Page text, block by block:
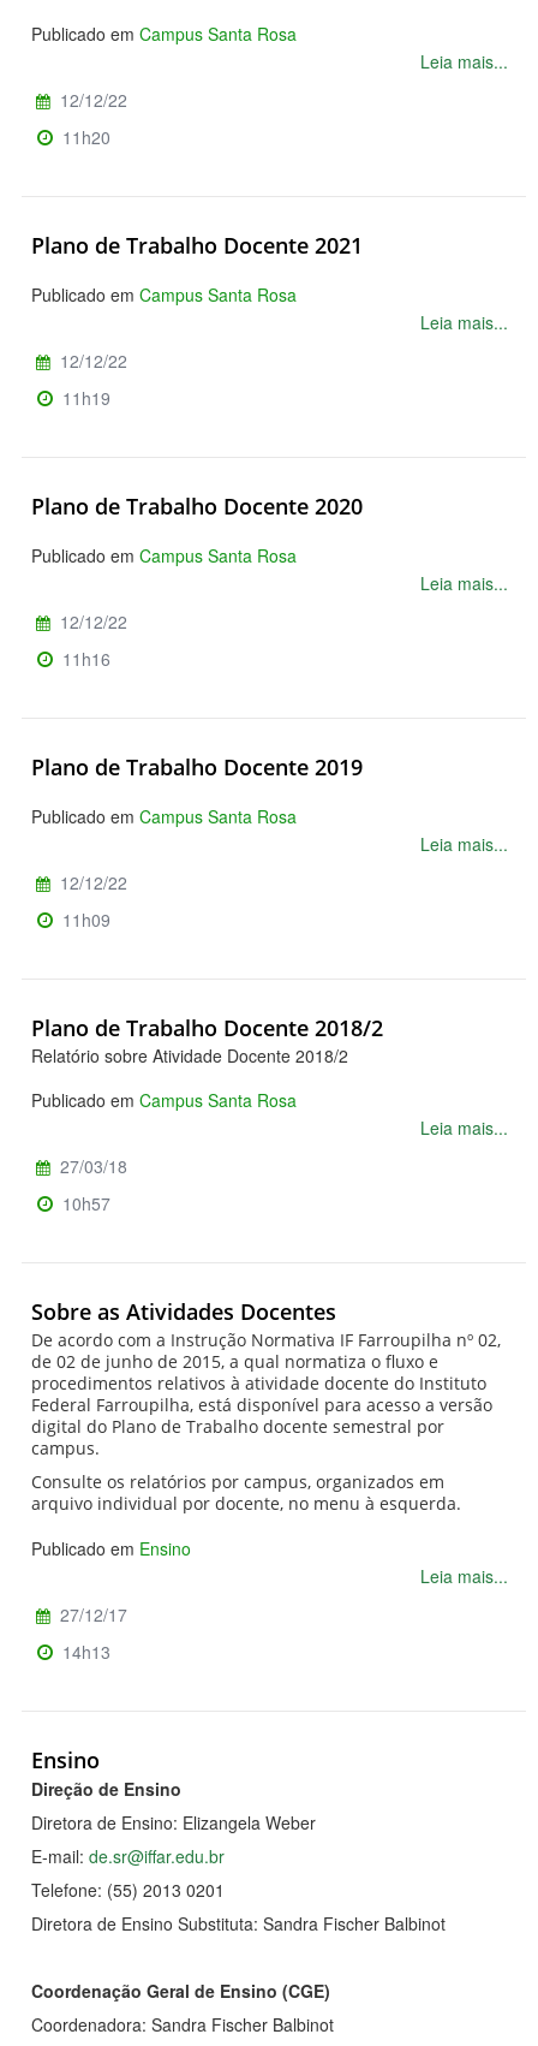
Publicado em Campus Santa Rosa
Leia mais...
12/12/22
11h20
Plano de Trabalho Docente 2021
Publicado em Campus Santa Rosa
Leia mais...
12/12/22
11h19
Plano de Trabalho Docente 2020
Publicado em Campus Santa Rosa
Leia mais...
12/12/22
11h16
Plano de Trabalho Docente 2019
Publicado em Campus Santa Rosa
Leia mais...
12/12/22
11h09
Plano de Trabalho Docente 2018/2
Relatório sobre Atividade Docente 2018/2
Publicado em Campus Santa Rosa
Leia mais...
27/03/18
10h57
Sobre as Atividades Docentes
De acordo com a Instrução Normativa IF Farroupilha nº 02,
de 02 de junho de 2015, a qual normatiza o fluxo e
procedimentos relativos à atividade docente do Instituto
Federal Farroupilha, está disponível para acesso a versão
digital do Plano de Trabalho docente semestral por
campus.
Consulte os relatórios por campus, organizados em
arquivo individual por docente, no menu à esquerda.
Publicado em Ensino
Leia mais...
27/12/17
14h13
Ensino
Direção de Ensino
Diretora de Ensino: Elizangela Weber
E-mail: de.sr@iffar.edu.br
Telefone: (55) 2013 0201
Diretora de Ensino Substituta: Sandra Fischer Balbinot
Coordenação Geral de Ensino (CGE)
Coordenadora: Sandra Fischer Balbinot